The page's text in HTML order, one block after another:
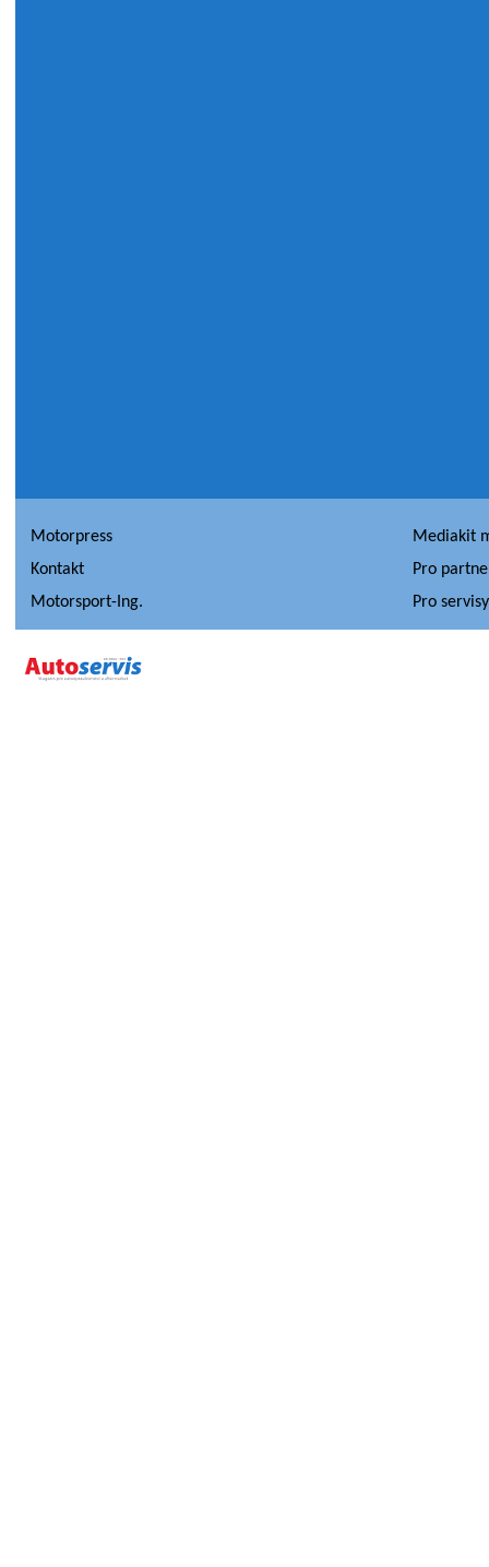
Motorpress
Mediakit
Kontakt
Pro
Motorsport-Ing.
Pro servisy